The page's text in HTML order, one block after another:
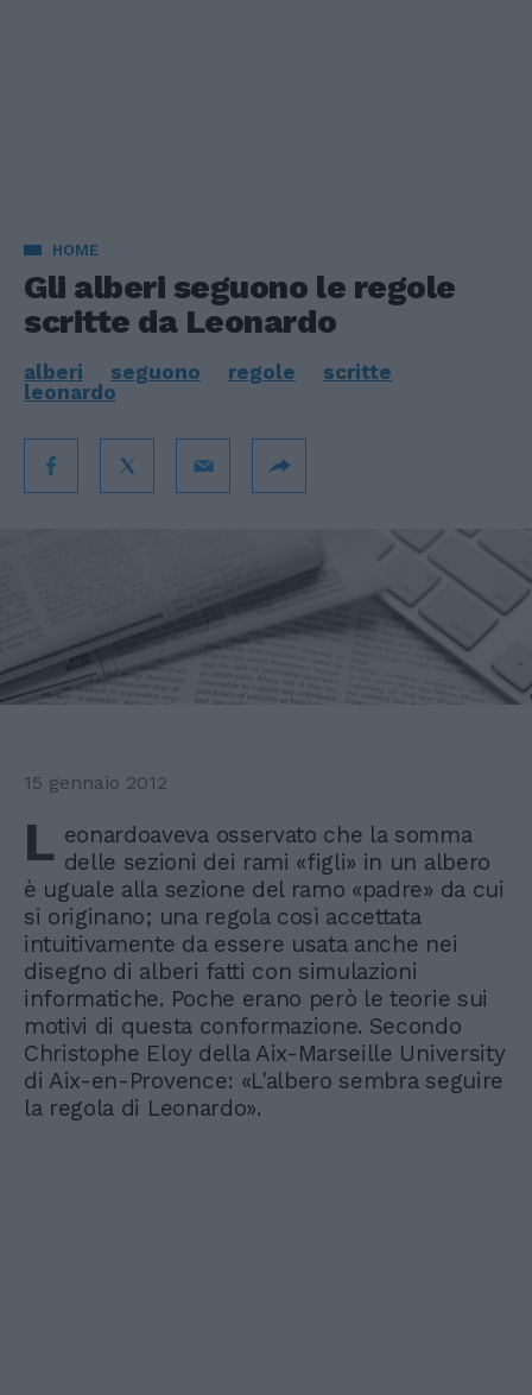
HOME
Gli alberi seguono le regole
scritte da Leonardo
alberi seguono regole
scritte
leonardo
15 gennaio 2012
L eonardoaveva osservato che la somma
delle sezioni dei rami «figli» in un albero
è uguale alla sezione del ramo «padre» da cui
si originano; una regola così accettata
intuitivamente da essere usata anche nei
disegno di alberi fatti con simulazioni
informatiche. Poche erano però le teorie sui
motivi di questa conformazione. Secondo
Christophe Eloy della Aix-Marseille University
di Aix-en-Provence: «L'albero sembra seguire
la regola di Leonardo».